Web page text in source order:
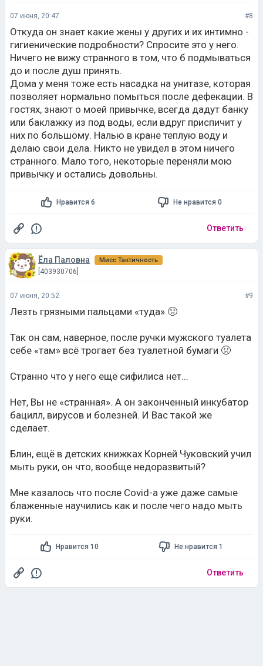
07 июня, 20:47 #8
Откуда он знает какие жены у других и их интимно -
гигиенические подробности? Спросите это у него.
Ничего не вижу странного в том, что б подмываться
до и после душ принять.
Дома у меня тоже есть насадка на унитазе, которая
позволяет нормально помыться после дефекации. В
гостях, знают о моей привычке, всегда дадут банку
или баклажку из под воды, если вдруг приспичит у
них по большому. Налью в кране теплую воду и
делаю свои дела. Никто не увидел в этом ничего
странного. Мало того, некоторые переняли мою
привычку и остались довольны.
Нравится 6 Не нравится 0
Ответить
Ёла Паловна Мисс Тактичность
[403930706]
07 июня, 20:52 #9
Лезть грязными пальцами «туда» 🤢
Так он сам, наверное, после ручки мужского туалета
себе «там» всё трогает без туалетной бумаги 🤢
Странно что у него ещё сифилиса нет...
Нет, Вы не «странная». А он законченный инкубатор
бацилл, вирусов и болезней. И Вас такой же
сделает.
Блин, ещё в детских книжках Корней Чуковский учил
мыть руки, он что, вообще недоразвитый?
Мне казалось что после Covid-а уже даже самые
блаженные научились как и после чего надо мыть
руки.
Нравится 10 Не нравится 1
Ответить